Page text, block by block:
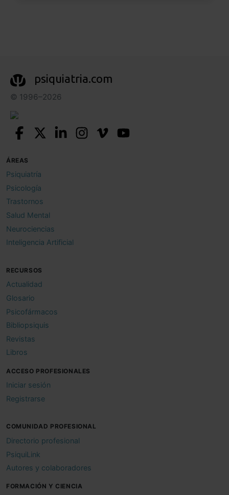
psiquiatria.com
© 1996–2026
ÁREAS
Psiquiatría
Psicología
Trastornos
Salud Mental
Neurociencias
Inteligencia Artificial
RECURSOS
Actualidad
Glosario
Psicofármacos
Bibliopsiquis
Revistas
Libros
ACCESO PROFESIONALES
Iniciar sesión
Registrarse
COMUNIDAD PROFESIONAL
Directorio profesional
PsiquiLink
Autores y colaboradores
FORMACIÓN Y CIENCIA